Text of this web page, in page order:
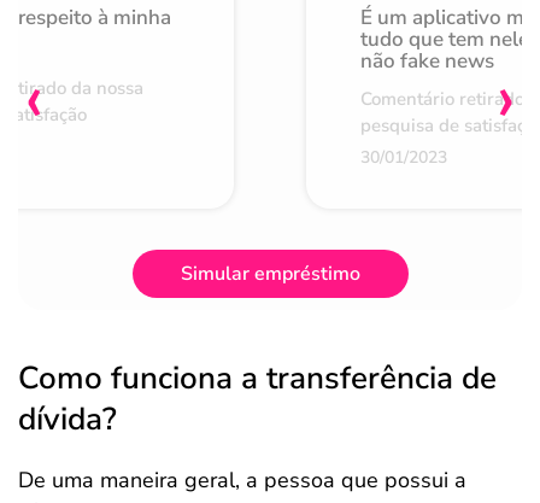
respeito à minha
da nossa
É um aplicativo
tudo que tem nele
não fake news
Comentário retirado
pesquisa de
30/01/2023
‹ ›
Simular empréstimo
Como funciona a transferência de
dívida?
De uma maneira geral, a pessoa que possui a